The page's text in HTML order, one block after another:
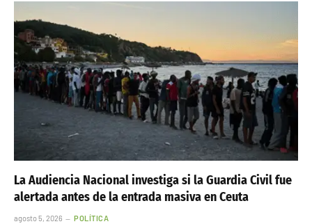
La Audiencia Nacional investiga si la Guardia Civil fue
alertada antes de la entrada masiva en Ceuta
agosto 5, 2026 POLÍTICA